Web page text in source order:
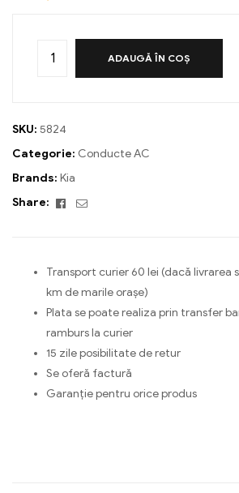
ADAUGĂ ÎN COȘ
SKU: 5824
Categorie: Conducte AC
Brands: Kia
Share:
Facebook
Email
Transport curier 60 lei (dacă livrarea
km de marile orașe)
Plata se poate realiza prin transfer
ramburs la curier
15 zile posibilitate de retur
Se oferă factură
Garanție pentru orice produs